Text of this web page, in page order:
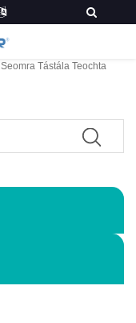
Seomra Tástála Teochta